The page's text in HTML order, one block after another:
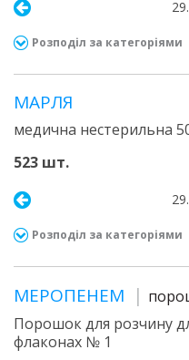
Розподіл за категоріями
МАРЛЯ
медична нестерильна
523 шт.
Розподіл за категоріями
МЕРОПЕНЕМ
Порошок для розчину
флаконах № 1